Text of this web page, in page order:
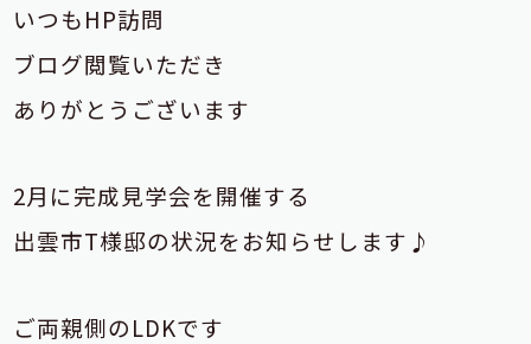
いつもHP訪問
ブログ閲覧いただき
ありがとうございます
2月に完成見学会を開催する
出雲市T様邸の状況をお知らせします♪
ご両親側のLDKです